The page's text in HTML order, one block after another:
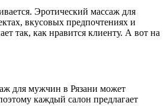
Эротический массаж для
вкусовых предпочтениях и
так, как нравится клиенту. А вот на
для мужчин в Рязани может
каждый салон предлагает